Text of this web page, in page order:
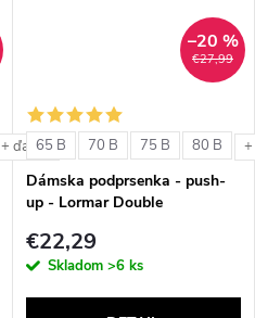
+ ďalšie
€27,99
–20 %
65 B 70 B 75 B 80 B
Dámska podprsenka - push-
up - Lormar Double
€22,29
Skladom >6 ks